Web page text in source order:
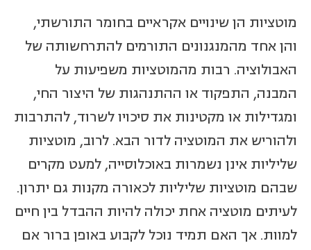
מוטציות הן שינויים אקראיים בחומר התורשתי,
והן אחד מהמנגנונים התורמים להתרחשותה של
האבולוציה. רבות מהמוטציות משפיעות על
המבנה, התפקוד או ההתנהגות של היצור החי,
ומגדילות או מקטינות את סיכויו לשרוד, להתרבות
ולהוריש את המוטציה לדור הבא. לרוב, מוטציות
שליליות אינן נשמרות באוכלוסייה, למעט מקרים
שבהם מוטציות שליליות לכאורה מקנות גם יתרון.
לעיתים מוטציה אחת יכולה להיות ההבדל בין חיים
למוות. אך האם תמיד נוכל לקבוע באופן ברור אם